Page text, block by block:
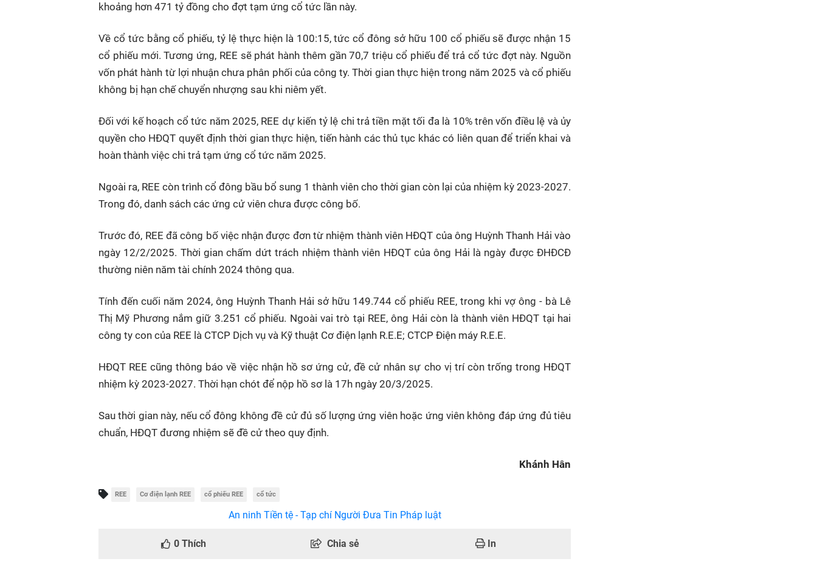
khoảng hơn 471 tỷ đồng cho đợt tạm ứng cổ tức lần này.
Về cổ tức bằng cổ phiếu, tỷ lệ thực hiện là 100:15, tức cổ đông sở hữu 100 cổ phiếu sẽ được nhận 15
cổ phiếu mới. Tương ứng, REE sẽ phát hành thêm gần 70,7 triệu cổ phiếu để trả cổ tức đợt này. Nguồn
vốn phát hành từ lợi nhuận chưa phân phối của công ty. Thời gian thực hiện trong năm 2025 và cổ phiếu
không bị hạn chế chuyển nhượng sau khi niêm yết.
Đối với kế hoạch cổ tức năm 2025, REE dự kiến tỷ lệ chi trả tiền mặt tối đa là 10% trên vốn điều lệ và ủy
quyền cho HĐQT quyết định thời gian thực hiện, tiến hành các thủ tục khác có liên quan để triển khai và
hoàn thành việc chi trả tạm ứng cổ tức năm 2025.
Ngoài ra, REE còn trình cổ đông bầu bổ sung 1 thành viên cho thời gian còn lại của nhiệm kỳ 2023-2027.
Trong đó, danh sách các ứng cử viên chưa được công bố.
Trước đó, REE đã công bố việc nhận được đơn từ nhiệm thành viên HĐQT của ông Huỳnh Thanh Hải vào
ngày 12/2/2025. Thời gian chấm dứt trách nhiệm thành viên HĐQT của ông Hải là ngày được ĐHĐCĐ
thường niên năm tài chính 2024 thông qua.
Tính đến cuối năm 2024, ông Huỳnh Thanh Hải sở hữu 149.744 cổ phiếu REE, trong khi vợ ông - bà Lê
Thị Mỹ Phương nắm giữ 3.251 cổ phiếu. Ngoài vai trò tại REE, ông Hải còn là thành viên HĐQT tại hai
công ty con của REE là CTCP Dịch vụ và Kỹ thuật Cơ điện lạnh R.E.E; CTCP Điện máy R.E.E.
HĐQT REE cũng thông báo về việc nhận hồ sơ ứng cử, đề cử nhân sự cho vị trí còn trống trong HĐQT
nhiệm kỳ 2023-2027. Thời hạn chót để nộp hồ sơ là 17h ngày 20/3/2025.
Sau thời gian này, nếu cổ đông không đề cử đủ số lượng ứng viên hoặc ứng viên không đáp ứng đủ tiêu
chuẩn, HĐQT đương nhiệm sẽ đề cử theo quy định.
Khánh Hân
REE Cơ điện lạnh REE cổ phiếu REE cổ tức
An ninh Tiền tệ - Tạp chí Người Đưa Tin Pháp luật
0 Thích Chia sẻ In